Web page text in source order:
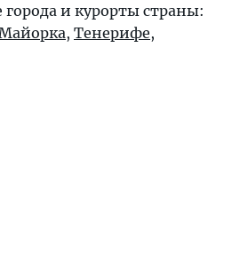
и курорты страны:
, Тенерифе,